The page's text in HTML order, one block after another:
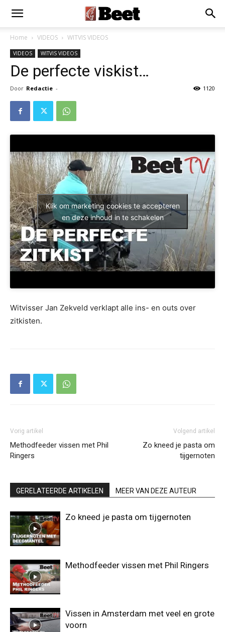
Home VIDEOS WITVIS VIDEOS
VIDEOS WITVIS VIDEOS
De perfecte viskist…
Door Redactie - 1120
Klik om marketing cookies te accepteren
en deze inhoud in te schakelen
Witvisser Jan Zekveld verklapt alle ins- en outs over
zitkisten.
Vorig artikel
Methodfeeder vissen met Phil
Ringers
Volgend artikel
Zo kneed je pasta om
tijgernoten
GERELATEERDE ARTIKELEN MEER VAN DEZE AUTEUR
Zo kneed je pasta om tijgernoten
Methodfeeder vissen met Phil Ringers
Vissen in Amsterdam met veel en grote
voorn